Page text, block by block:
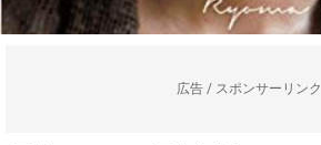
広告 / スポンサーリンク